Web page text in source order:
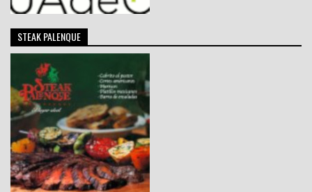
STEAK PALENQUE